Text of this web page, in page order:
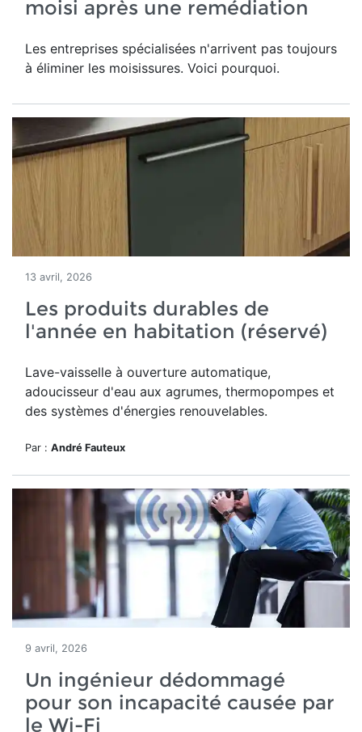
moisi après une remédiation
Les entreprises spécialisées n'arrivent pas toujours
à éliminer les moisissures. Voici pourquoi.
13 avril, 2026
Les produits durables de
l'année en habitation (réservé)
Lave-vaisselle à ouverture automatique,
adoucisseur d'eau aux agrumes, thermopompes et
des systèmes d'énergies renouvelables.
Par : André Fauteux
9 avril, 2026
Un ingénieur dédommagé
pour son incapacité causée par
le Wi-Fi